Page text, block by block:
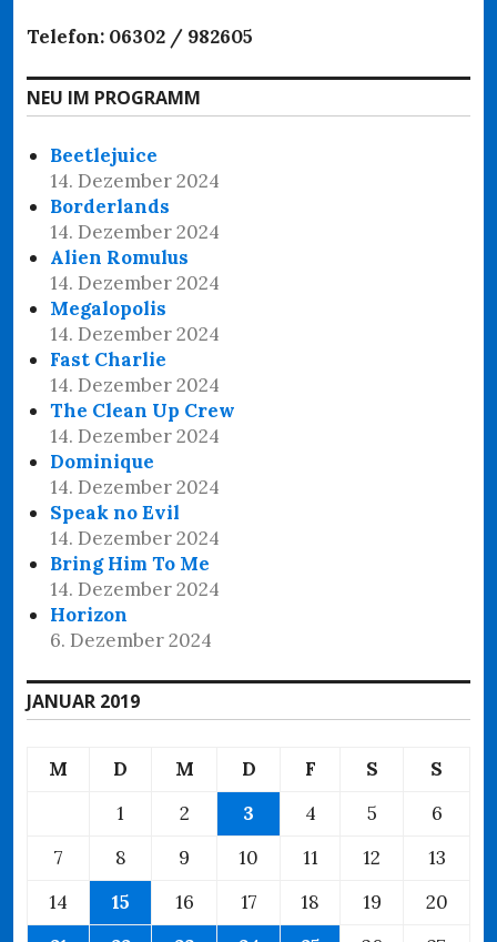
Telefon: 06302 / 982605
NEU IM PROGRAMM
Beetlejuice
14. Dezember 2024
Borderlands
14. Dezember 2024
Alien Romulus
14. Dezember 2024
Megalopolis
14. Dezember 2024
Fast Charlie
14. Dezember 2024
The Clean Up Crew
14. Dezember 2024
Dominique
14. Dezember 2024
Speak no Evil
14. Dezember 2024
Bring Him To Me
14. Dezember 2024
Horizon
6. Dezember 2024
JANUAR 2019
M D M D F S
S
1
2 3 4 5
6
7
8 9 10 11 12
13
14
15 16 17 18 19
20